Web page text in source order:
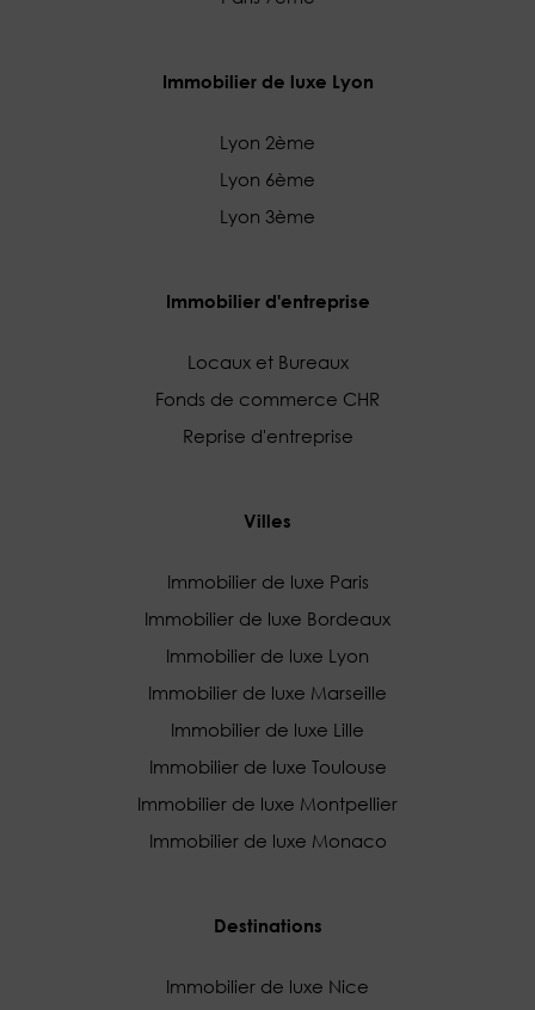
Immobilier de luxe Lyon
Lyon 2ème
Lyon 6ème
Lyon 3ème
Immobilier d'entreprise
Locaux et Bureaux
Fonds de commerce CHR
Reprise d'entreprise
Villes
Immobilier de luxe Paris
Immobilier de luxe Bordeaux
Immobilier de luxe Lyon
Immobilier de luxe Marseille
Immobilier de luxe Lille
Immobilier de luxe Toulouse
Immobilier de luxe Montpellier
Immobilier de luxe Monaco
Destinations
Immobilier de luxe Nice